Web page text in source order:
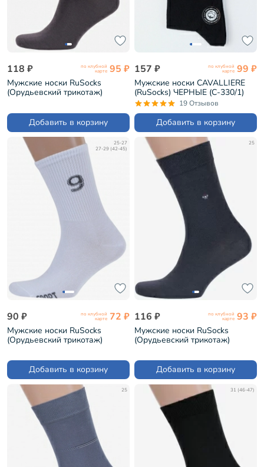
118 ₽ по клубной
карте 95 ₽
Мужские носки RuSocks
(Орудьевский трикотаж)
Добавить в корзину
157 ₽ по клубной
карте 99 ₽
Мужские носки CAVALLIERE
(RuSocks) ЧЕРНЫЕ (С-330/1)
19 Отзывов
Добавить в корзину
25-27
27-29 (42-45)
90 ₽ по клубной
карте 72 ₽
Мужские носки RuSocks
(Орудьевский трикотаж)
Добавить в корзину
25
116 ₽ по клубной
карте 93 ₽
Мужские носки RuSocks
(Орудьевский трикотаж)
Добавить в корзину
25 31 (46-47)